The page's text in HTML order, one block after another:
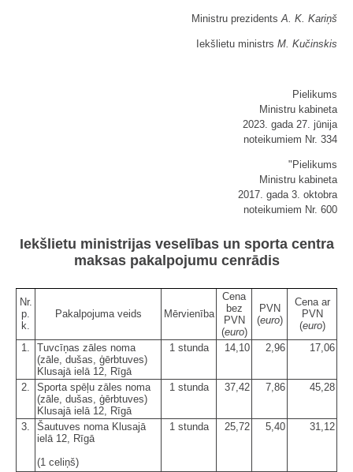
Ministru prezidentsA. K. Kariņš
Iekšlietu ministrs M. Kučinskis
Pielikums
Ministru kabineta
2023. gada 27. jūnija
noteikumiem Nr. 334
"Pielikums
Ministru kabineta
2017. gada 3. oktobra
noteikumiem Nr. 600
Iekšlietu ministrijas veselības un sporta centra
maksas pakalpojumu cenrādis
Nr.
p.
k.
Pakalpojuma veids Mērvienība
Cena
bez
PVN
(euro)
PVN
(euro)
Cena ar
PVN
(euro)
1.
Tuvcīņas zāles noma
(zāle, dušas, ģērbtuves)
Klusajā ielā 12, Rīgā
1 stunda 14,10 2,96 17,06
2.
Sporta spēļu zāles noma
(zāle, dušas, ģērbtuves)
Klusajā ielā 12, Rīgā
1 stunda 37,42 7,86 45,28
3.
Šautuves noma Klusajā
ielā 12, Rīgā
(1 celiņš)
1 stunda 25,72 5,40 31,12